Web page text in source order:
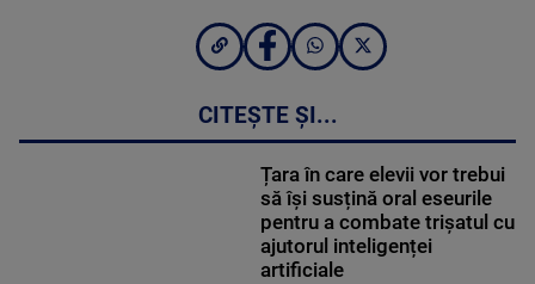
CITEȘTE ȘI...
Țara în care elevii vor trebui
să își susțină oral eseurile
pentru a combate trișatul cu
ajutorul inteligenței
artificiale